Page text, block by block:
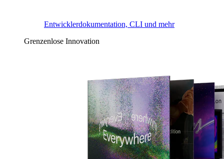
Entwicklerdokumentation, CLI und mehr
Grenzenlose Innovation